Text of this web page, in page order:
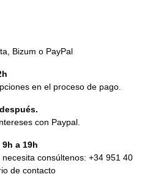
Bizum o PayPal
en el proceso de pago.
con Paypal.
a 19h
consúltenos: +34 951 40
de contacto